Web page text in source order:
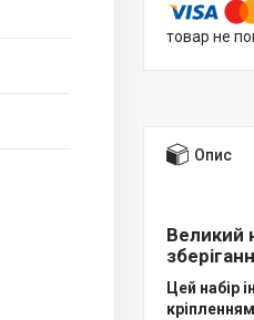
товар не
Опис
Великий
Цей набір